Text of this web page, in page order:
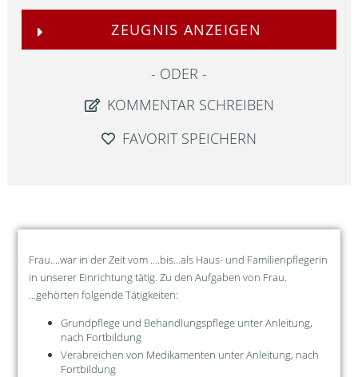
ZEUGNIS ANZEIGEN
ODER
KOMMENTAR SCHREIBEN
FAVORIT SPEICHERN
Frau....war in der Zeit vom ....bis...als Haus- und Familienpflegerin
in unserer Einrichtung tätig. Zu den Aufgaben von Frau.
...gehörten folgende Tätigkeiten:
Grundpflege und Behandlungspflege unter Anleitung,
nach Fortbildung
Verabreichen von Medikamenten unter Anleitung, nach
Fortbildung